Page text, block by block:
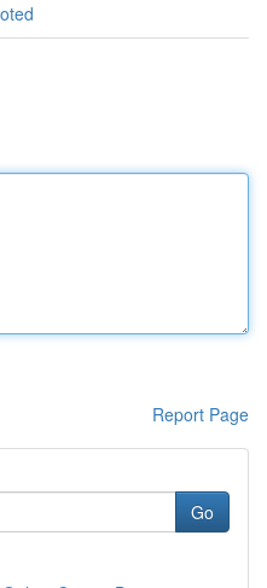
Report Page
Go